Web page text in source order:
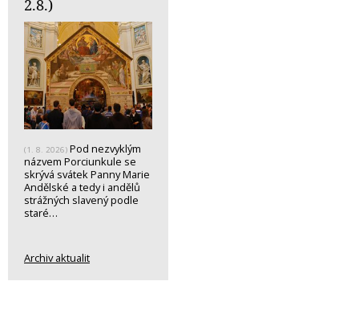
2.8.)
(1. 8. 2026) Pod nezvyklým
názvem Porciunkule se
skrývá svátek Panny Marie
Andělské a tedy i andělů
strážných slavený podle
staré…
Archiv aktualit